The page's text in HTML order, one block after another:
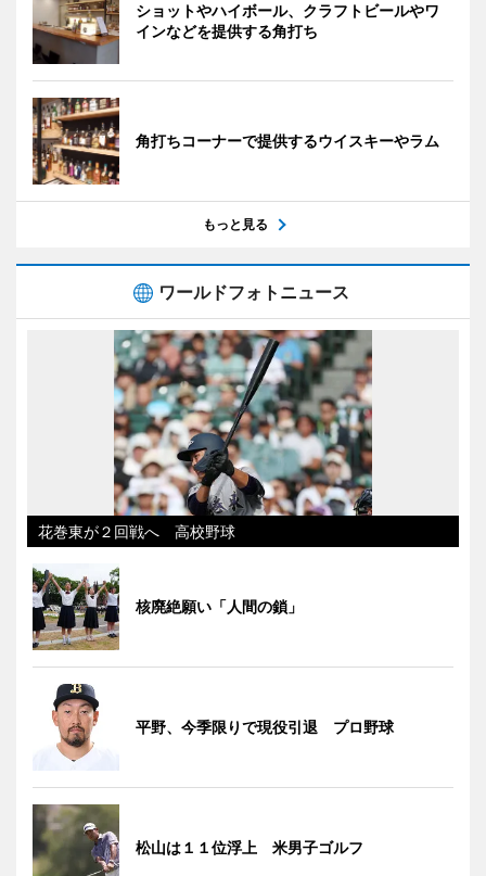
ショットやハイボール、クラフトビールやワ
インなどを提供する角打ち
角打ちコーナーで提供するウイスキーやラム
もっと見る
ワールドフォトニュース
花巻東が２回戦へ 高校野球
核廃絶願い「人間の鎖」
平野、今季限りで現役引退 プロ野球
松山は１１位浮上 米男子ゴルフ